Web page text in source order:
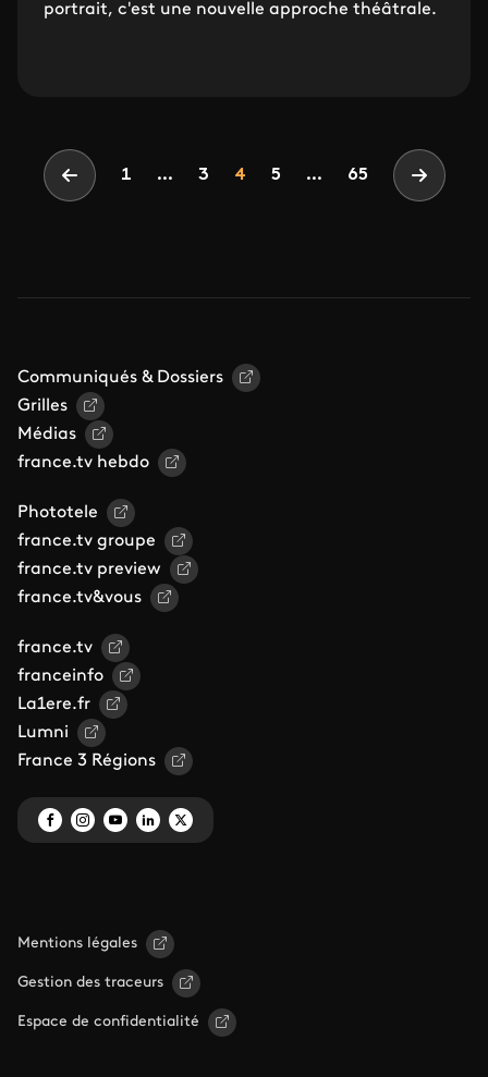
portrait, c'est une nouvelle approche théâtrale.
Pagination
Page précédente
1 ... Page
3 Page
4 Page
5 ... 65 Page
Communiqués & Dossiers
Grilles
Médias
france.tv hebdo
Phototele
france.tv groupe
france.tv preview
france.tv&vous
france.tv
franceinfo
La1ere.fr
Lumni
France 3 Régions
Mentions légales
Gestion des traceurs
Espace de confidentialité